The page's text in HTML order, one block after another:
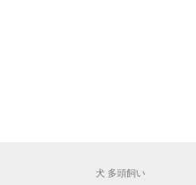
犬 多頭飼い